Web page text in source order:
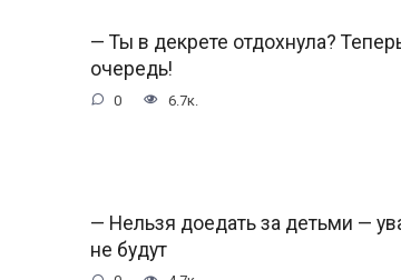
— Ты в декрете отдохнула?
очередь!
0 6.7к.
— Нельзя доедать за детьми —
не будут